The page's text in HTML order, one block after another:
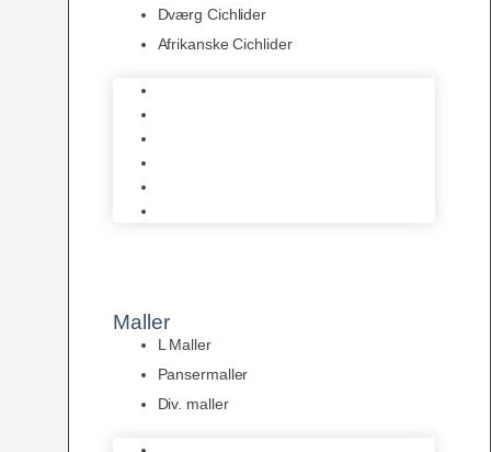
Dværg Cichlider
Afrikanske Cichlider
Maller
L Maller
Pansermaller
Div. maller